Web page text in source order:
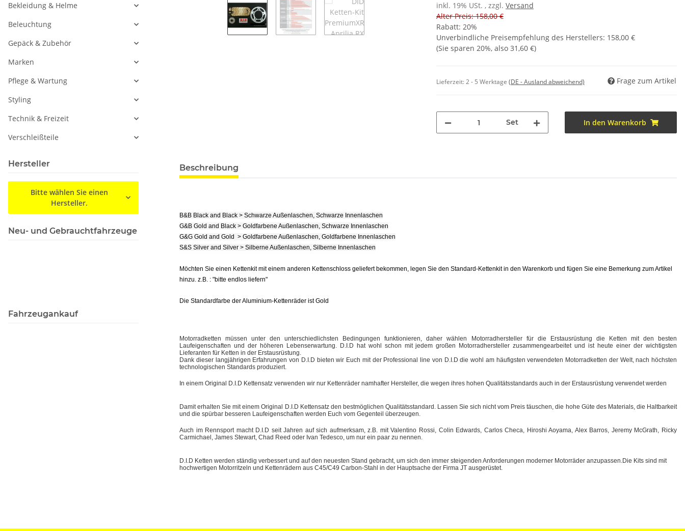
inkl. 19% USt. , zzgl. Versand
Alter Preis: 158,00 €
Rabatt: 20%
Unverbindliche Preisempfehlung des Herstellers: 158,00 €
(Sie sparen 20%, also 31,60 €)
Lieferzeit:2 - 5 Werktage (DE - Ausland abweichend) Frage zum Artikel
Set In den Warenkorb
Beschreibung
B&B Black and Black > Schwarze Außenlaschen, Schwarze Innenlaschen
G&B Gold and Black > Goldfarbene Außenlaschen, Schwarze Innenlaschen
G&G Gold and Gold > Goldfarbene Außenlaschen, Goldfarbene Innenlaschen
S&S Silver and Silver > Silberne Außenlaschen, Silberne Innenlaschen
Möchten Sie einen Kettenkit mit einem anderen Kettenschloss geliefert bekommen, legen Sie den Standard-Kettenkit in den Warenkorb und fügen Sie eine Bemerkung zum Artikel
hinzu. z.B. : "bitte endlos liefern"
Die Standardfarbe der Aluminium-Kettenräder ist Gold
Motorradketten müssen unter den unterschiedlichsten Bedingungen funktionieren, daher wählen Motorradhersteller für die Erstausrüstung die Ketten mit den besten
Laufeigenschaften und der höheren Lebenserwartung. D.I.D hat wohl schon mit jedem großen Motorradhersteller zusammengearbeitet und ist heute einer der wichtigsten
Lieferanten für Ketten in der Erstausrüstung.
Dank dieser langjährigen Erfahrungen von D.I.D bieten wir Euch mit der Professional line von D.I.D die wohl am häufigsten verwendeten Motorradketten der Welt, nach höchsten
technologischen Standards produziert.
In einem Original D.I.D Kettensatz verwenden wir nur Kettenräder namhafter Hersteller, die wegen ihres hohen Qualitätsstandards auch in der Erstausrüstung verwendet werden
Damit erhalten Sie mit einem Original D.I.D Kettensatz den bestmöglichen Qualitätsstandard. Lassen Sie sich nicht vom Preis täuschen, die hohe Güte des Materials, die Haltbarkeit
und die spürbar besseren Laufeigenschaften werden Euch vom Gegenteil überzeugen.
Auch im Rennsport macht D.I.D seit Jahren auf sich aufmerksam, z.B. mit Valentino Rossi, Colin Edwards, Carlos Checa, Hiroshi Aoyama, Alex Barros, Jeremy McGrath, Ricky
Carmichael, James Stewart, Chad Reed oder Ivan Tedesco, um nur ein paar zu nennen.
D.I.D Ketten werden ständig verbessert und auf den neuesten Stand gebracht, um sich den immer steigenden Anforderungen moderner Motorräder anzupassen.Die Kits sind mit
hochwertigen Motorritzeln und Kettenrädern aus C45/C49 Carbon-Stahl in der Hauptsache der Firma JT ausgerüstet.
Bekleidung & Helme
Beleuchtung
Gepäck & Zubehör
Marken
Pflege & Wartung
Styling
Technik & Freizeit
Verschleißteile
Hersteller
Bitte wählen Sie einen
Hersteller.
Neu- und Gebrauchtfahrzeuge
Fahrzeugankauf